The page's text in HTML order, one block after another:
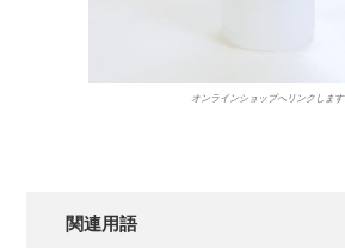
オンラインショップへリンクします
関連用語